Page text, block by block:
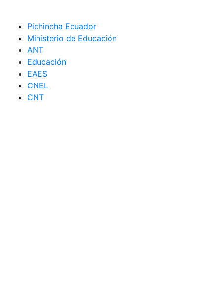
Pichincha Ecuador
Ministerio de Educación
ANT
Educación
EAES
CNEL
CNT